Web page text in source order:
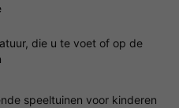
die u te voet of op de
speeltuinen voor kinderen